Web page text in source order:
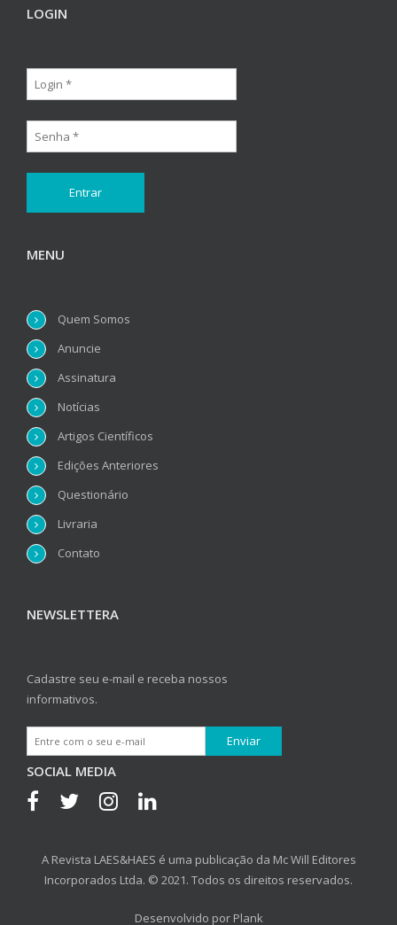
LOGIN
MENU
Quem Somos
Anuncie
Assinatura
Notícias
Artigos Científicos
Edições Anteriores
Questionário
Livraria
Contato
NEWSLETTERA
Cadastre seu e-mail e receba nossos
informativos.
SOCIAL MEDIA
A Revista LAES&HAES é uma publicação da Mc Will Editores
Incorporados Ltda. © 2021. Todos os direitos reservados.
Desenvolvido por Plank